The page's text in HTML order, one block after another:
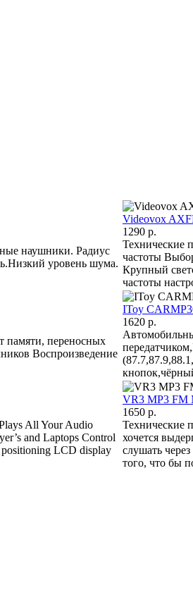
наушники. Радиус
уровень шума.
Videovox
1290 p.
Технические
частоты
Крупный
частоты
памяти, переносных
Воспроизведение
IToy
1620 p.
All Your Audio
and Laptops Control
positioning LCD display
VR3 MP3 FM
1650 p.
Технические
хочется
слушать
того, что бы